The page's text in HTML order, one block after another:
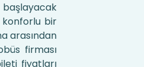
başlayacak
konforlu bir
arasından
firması
fiyatları